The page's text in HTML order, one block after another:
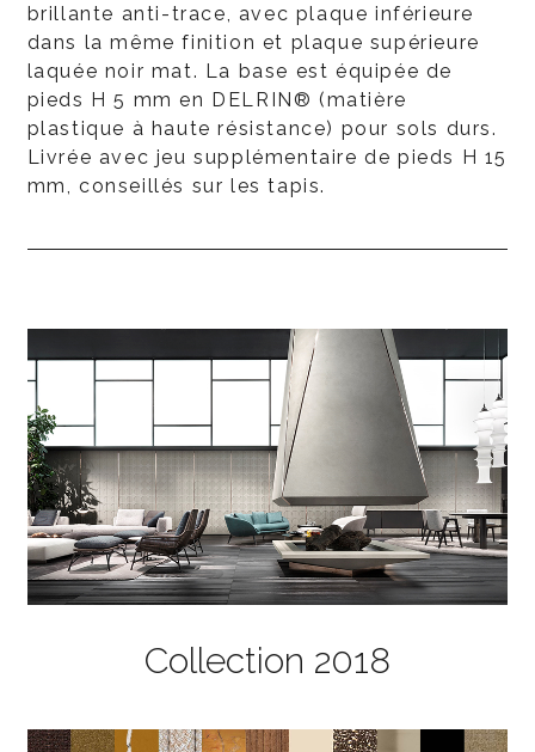
brillante anti-trace, avec plaque inférieure
dans la même finition et plaque supérieure
laquée noir mat. La base est équipée de
pieds H 5 mm en DELRIN® (matière
plastique à haute résistance) pour sols durs.
Livrée avec jeu supplémentaire de pieds H 15
mm, conseillés sur les tapis.
Collection 2018